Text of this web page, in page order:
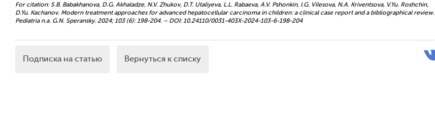
For citation: S.B. Babakhanova, D.G. Akhaladze, N.V. Zhukov, D.T. Utaliyeva, L.L. Rabaeva, A.V. Pshonkin, I.G. Vilesova, N.A. Kriventsova, V.Yu. Roshchin,
D.Yu. Kachanov. Modern treatment approaches for advanced hepatocellular carcinoma in children: a clinical case report and a bibliographical review.
Pediatria n.a. G.N. Speransky. 2024; 103 (6): 198-204. – DOI: 10.24110/0031-403X-2024-103-6-198-204
Подписка на статью Вернуться к списку